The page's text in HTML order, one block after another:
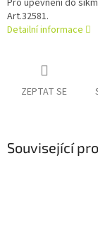
Pro upevnění do
Art.32581.
Detailní informace
ZEPTAT SE
Související